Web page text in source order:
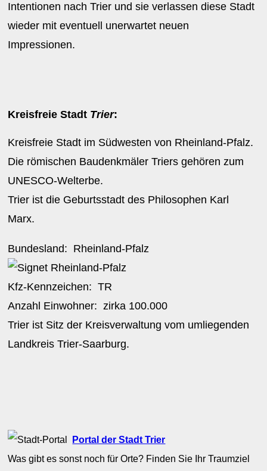
Intentionen nach Trier und sie verlassen diese Stadt
wieder mit eventuell unerwartet neuen
Impressionen.
Kreisfreie Stadt Trier:
Kreisfreie Stadt im Südwesten von Rheinland-Pfalz.
Die römischen Baudenkmäler Triers gehören zum
UNESCO-Welterbe.
Trier ist die Geburtsstadt des Philosophen Karl
Marx.
Bundesland: Rheinland-Pfalz
Kfz-Kennzeichen:TR
Anzahl Einwohner: zirka 100.000
Trier ist Sitz der Kreisverwaltung vom umliegenden
Landkreis Trier-Saarburg.
Portal der Stadt Trier
Was gibt es sonst noch für Orte? Finden Sie Ihr Traumziel